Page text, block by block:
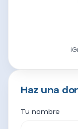
Haz una
Tu nombre